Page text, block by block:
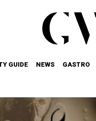
GUIDE NEWS GASTRO